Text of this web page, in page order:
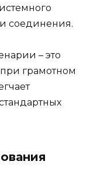
соединения.
– это
грамотном